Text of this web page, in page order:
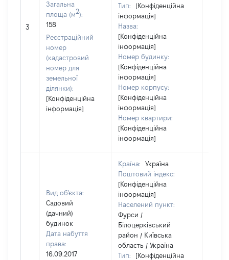
3
Загальна
площа (м2):
158
Реєстраційний
номер
(кадастровий
номер для
земельної
ділянки):
[Конфіденційна
інформація]
Тип:
[Конфіденційна
інформація]
Назва:
[Конфіденційна
інформація]
Номер будинку:
[Конфіденційна
інформація]
Номер корпусу:
[Конфіденційна
інформація]
Номер квартири:
[Конфіденційна
інформація]
Вид об'єкта:
Садовий
(дачний)
будинок
Дата набуття
права:
16.09.2017
Країна:
Україна
Поштовий індекс:
[Конфіденційна
інформація]
Населений пункт:
Фурси /
Білоцерківський
район / Київська
область / Україна
Тип:
[Конфіденційна